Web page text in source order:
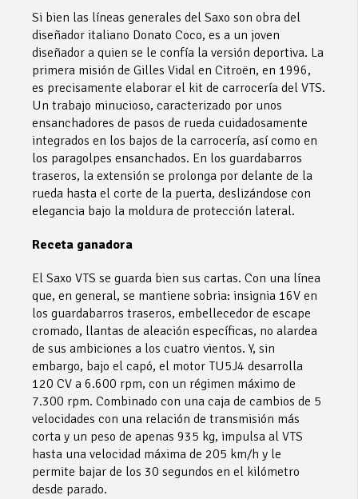
Si bien las líneas generales del Saxo son obra del
diseñador italiano Donato Coco, es a un joven
diseñador a quien se le confía la versión deportiva. La
primera misión de Gilles Vidal en Citroën, en 1996,
es precisamente elaborar el kit de carrocería del VTS.
Un trabajo minucioso, caracterizado por unos
ensanchadores de pasos de rueda cuidadosamente
integrados en los bajos de la carrocería, así como en
los paragolpes ensanchados. En los guardabarros
traseros, la extensión se prolonga por delante de la
rueda hasta el corte de la puerta, deslizándose con
elegancia bajo la moldura de protección lateral.
Receta ganadora
El Saxo VTS se guarda bien sus cartas. Con una línea
que, en general, se mantiene sobria: insignia 16V en
los guardabarros traseros, embellecedor de escape
cromado, llantas de aleación específicas, no alardea
de sus ambiciones a los cuatro vientos. Y, sin
embargo, bajo el capó, el motor TU5J4 desarrolla
120 CV a 6.600 rpm, con un régimen máximo de
7.300 rpm. Combinado con una caja de cambios de 5
velocidades con una relación de transmisión más
corta y un peso de apenas 935 kg, impulsa al VTS
hasta una velocidad máxima de 205 km/h y le
permite bajar de los 30 segundos en el kilómetro
desde parado.